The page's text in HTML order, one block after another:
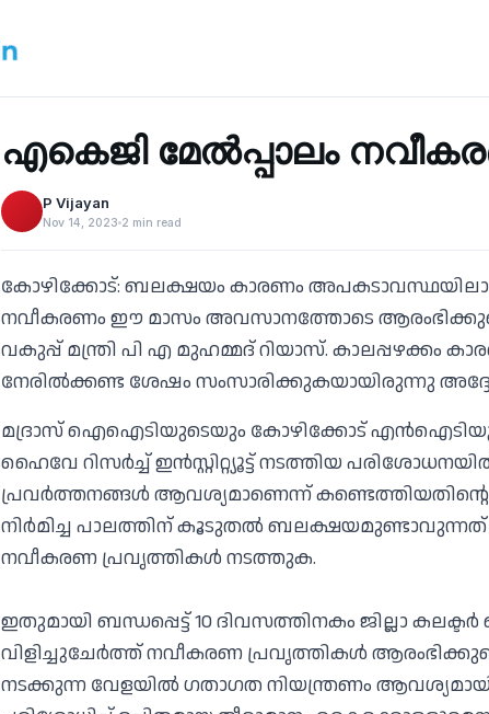
‹
എകെജി മേല്‍പ്പാലം
P Vijayan
Nov 14, 2023 2 min read
കോഴിക്കോട്: ബലക്ഷയം കാരണം അപകടാവസ്ഥയിലായ
നവീകരണം ഈ മാസം അവസാനത്തോടെ
വകുപ്പ് മന്ത്രി പി എ മുഹമ്മദ് റിയാസ്. കാലപ്പഴക്കം
നേരില്‍ക്കണ്ട ശേഷം സംസാരിക്കുകയായിരുന്നു
മദ്രാസ് ഐഐടിയുടെയും കോഴിക്കോട്
ഹൈവേ റിസര്‍ച്ച് ഇന്‍സ്റ്റിറ്റ്യൂട്ട് നടത്തിയ
പ്രവര്‍ത്തനങ്ങള്‍ ആവശ്യമാണെന്ന് കണ്ടെത്തിയതിന്റെ
നിര്‍മിച്ച പാലത്തിന് കൂടുതല്‍ ബലക്ഷയമുണ്ടാവുന്നത്
നവീകരണ പ്രവൃത്തികള്‍ നടത്തുക.
ഇതുമായി ബന്ധപ്പെട്ട് 10 ദിവസത്തിനകം ജില്ലാ
വിളിച്ചുചേര്‍ത്ത് നവീകരണ പ്രവൃത്തികള്‍
നടക്കുന്ന വേളയില്‍ ഗതാഗത നിയന്ത്രണം